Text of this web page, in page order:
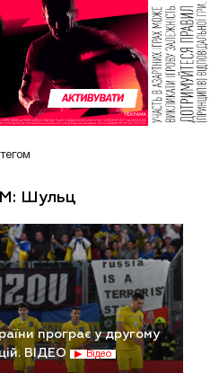
Шульц
програє у другому
ВІДЕО
Відео